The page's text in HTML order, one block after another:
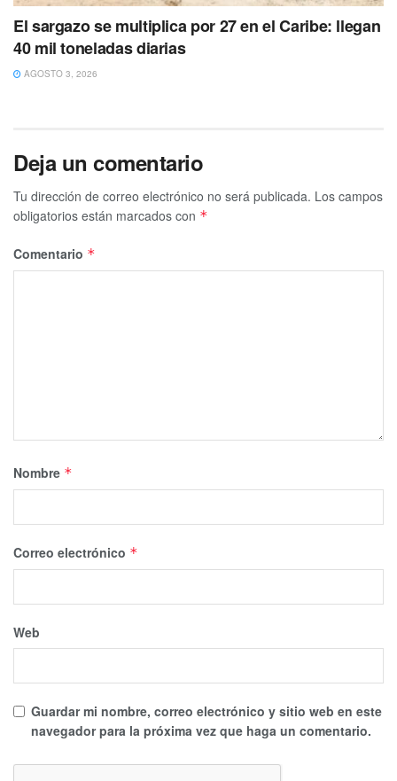
El sargazo se multiplica por 27 en el Caribe: llegan
40 mil toneladas diarias
AGOSTO 3, 2026
Deja un comentario
Tu dirección de correo electrónico no será publicada. Los campos
obligatorios están marcados con *
Comentario *
Nombre *
Correo electrónico *
Web
Guardar mi nombre, correo electrónico y sitio web en este
navegador para la próxima vez que haga un comentario.